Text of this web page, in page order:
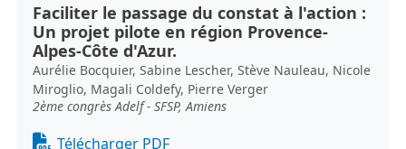
Faciliter le passage du constat à l'action :
Un projet pilote en région Provence-
Alpes-Côte d'Azur.
Aurélie Bocquier, Sabine Lescher, Stève Nauleau, Nicole
Miroglio, Magali Coldefy, Pierre Verger
2ème congrès Adelf - SFSP, Amiens
Document
Télécharger PDF